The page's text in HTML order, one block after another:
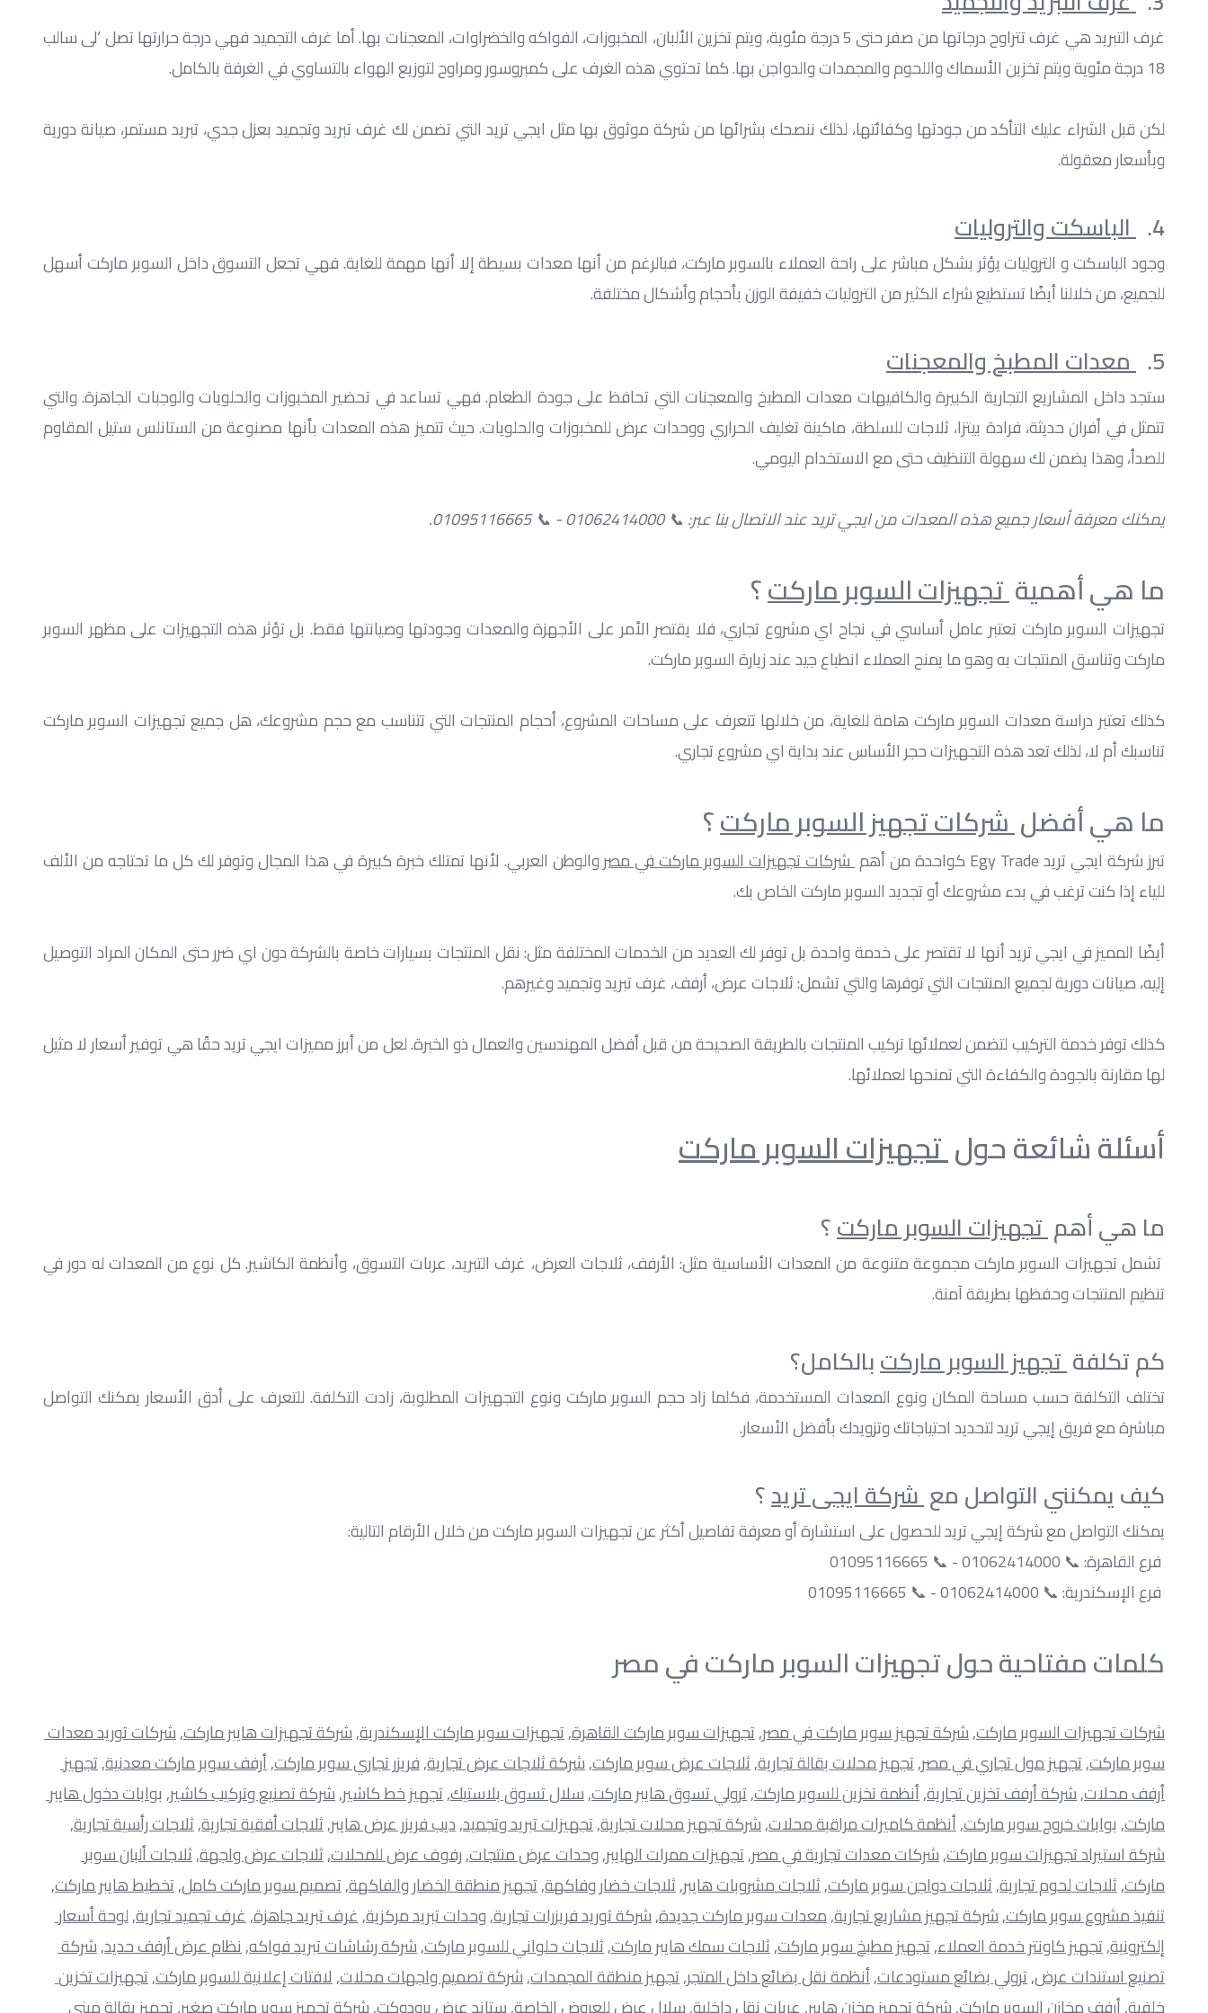
18 درجة مئوية ويتم تخزين الأسماك واللحوم والمجمدات والدواجن بها. كما تحتوي هذه الغرف على كمبروسور ومراوح لتوزيع الهواء بالتساوي في الغرفة بالكامل.
وبأسعار معقولة.
4. الباسكت والتروليات
للجميع، من خلالنا أيضًا تستطيع شراء الكثير من التروليات خفيفة الوزن بأحجام وأشكال مختلفة.
5. معدات المطبخ والمعجنات
للصدأ، وهذا يضمن لك سهولة التنظيف حتى مع الاستخدام اليومي.
يمكنك معرفة أسعار جميع هذه المعدات من ايجي تريد عند الاتصال بنا عبر: 📞 01062414000 - 📞 01095116665.
ما هي أهمية تجهيزات السوبر ماركت ؟
ماركت وتناسق المنتجات به وهو ما يمنح العملاء انطباع جيد عند زيارة السوبر ماركت.
تناسبك أم لا، لذلك تعد هذه التجهيزات حجر الأساس عند بداية اي مشروع تجاري.
ما هي أفضل شركات تجهيز السوبر ماركت ؟
تبرز شركة ايجي تريد Egy Trade كواحدة من أهم شركات تجهيزات السوبر ماركت في مصر
للياء إذا كنت ترغب في بدء مشروعك أو تجديد السوبر ماركت الخاص بك.
إليه، صيانات دورية لجميع المنتجات التي توفرها والتي تشمل: ثلاجات عرض، أرفف، غرف تبريد وتجميد وغيرهم.
لها مقارنة بالجودة والكفاءة التي تمنحها لعملائها.
أسئلة شائعة حول تجهيزات السوبر ماركت
ما هي أهم تجهيزات السوبر ماركت ؟
تنظيم المنتجات وحفظها بطريقة آمنة.
كم تكلفة تجهيز السوبر ماركت بالكامل؟
مباشرة مع فريق إيجي تريد لتحديد احتياجاتك وتزويدك بأفضل الأسعار.
كيف يمكنني التواصل مع شركة ايجى تريد ؟
يمكنك التواصل مع شركة إيجي تريد للحصول على استشارة أو معرفة تفاصيل أكثر عن تجهيزات السوبر ماركت من خلال الأرقام التالية:
فرع القاهرة: 📞 01062414000 - 📞 01095116665
فرع الإسكندرية: 📞 01062414000 - 📞 01095116665
كلمات مفتاحية حول تجهيزات السوبر ماركت في مصر
شركات تجهيزات السوبر ماركت, شركة تجهيز سوبر ماركت في مصر, تجهيزات سوبر ماركت القاهرة, تجهيزات سوبر ماركت الإسكندرية, شركة تجهيزات هايبر ماركت,
شركات توريد معدات
سوبر ماركت, تجهيز مول تجاري في مصر, تجهيز محلات بقالة تجارية, ثلاجات عرض سوبر ماركت, شركة ثلاجات عرض تجارية, فريزر تجاري سوبر ماركت, أرفف سوبر ماركت معدنية,
تجهيز
أرفف محلات, شركة أرفف تخزين تجارية, أنظمة تخزين للسوبر ماركت, ترولي تسوق هايبر ماركت, سلال تسوق بلاستيك, تجهيز خط كاشير, شركة تصنيع وتركيب كاشير,
بوابات دخول هايبر
ماركت, بوابات خروج سوبر ماركت, أنظمة كاميرات مراقبة محلات, شركة تجهيز محلات تجارية, تجهيزات تبريد وتجميد, ديب فريزر عرض هايبر, ثلاجات أفقية تجارية, ثلاجات رأسية تجارية,
شركة استيراد تجهيزات سوبر ماركت, شركات معدات تجارية في مصر, تجهيزات ممرات الهايبر, وحدات عرض منتجات, رفوف عرض للمحلات, ثلاجات عرض واجهة,
ثلاجات ألبان سوبر
ماركت, ثلاجات لحوم تجارية, ثلاجات دواجن سوبر ماركت, ثلاجات مشروبات هايبر, ثلاجات خضار وفاكهة, تجهيز منطقة الخضار والفاكهة, تصميم سوبر ماركت كامل, تخطيط هايبر ماركت,
تنفيذ مشروع سوبر ماركت, شركة تجهيز مشاريع تجارية, معدات سوبر ماركت جديدة, شركة توريد فريزرات تجارية, وحدات تبريد مركزية, غرف تبريد جاهزة, غرف تجميد تجارية,
لوحة أسعار
إلكترونية, تجهيز كاونتر خدمة العملاء, تجهيز مطبخ سوبر ماركت, ثلاجات سمك هايبر ماركت, ثلاجات حلواني للسوبر ماركت, شركة رشاشات تبريد فواكه, نظام عرض أرفف حديد,
شركة
تصنيع استندات عرض, ترولي بضائع مستودعات, أنظمة نقل بضائع داخل المتجر, تجهيز منطقة المجمدات, شركة تصميم واجهات محلات, لافتات إعلانية للسوبر ماركت,
تجهيزات تخزين